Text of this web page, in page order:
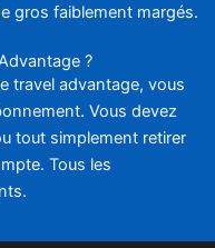
gros faiblement margés.
?
travel advantage, vous
Vous devez
tout simplement retirer
Tous les